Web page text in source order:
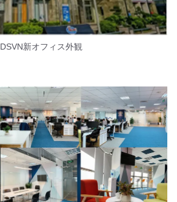
DSVN新オフィス外観